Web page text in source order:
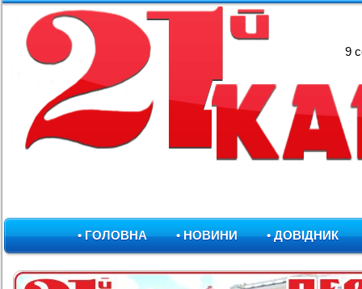
9
• ГОЛОВНА • НОВИНИ • ДОВІДНИК